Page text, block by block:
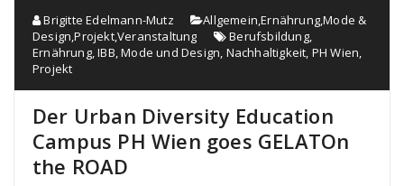
Brigitte Edelmann-Mutz Allgemein,Ernährung,Mode &
Design,Projekt,Veranstaltung Berufsbildung,
Ernährung,IBB,Mode und Design, Nachhaltigkeit, PH Wien,
Projekt
Der Urban Diversity Education
Campus PH Wien goes GELATOn
the ROAD